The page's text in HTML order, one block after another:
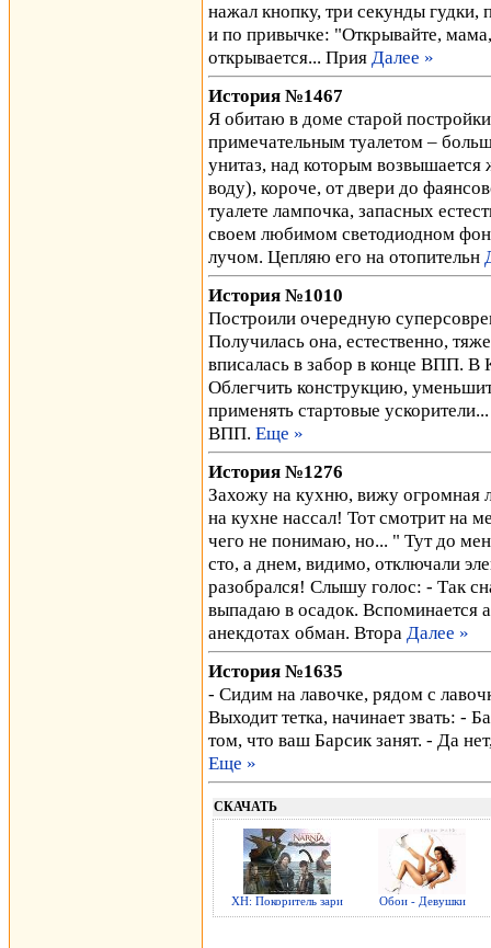
нажал кнопку, три секунды
и по привычке: "Открывайте,
открывается... Прия Далее »
История №1467
Я обитаю в доме старой
примечательным туалетом –
унитаз, над которым
воду), короче, от двери до
туалете лампочка, запасных
своем любимом светодиодном
лучом. Цепляю его на отопительн
История №1010
Построили очередную
Получилась она, естественно,
вписалась в забор в конце ВПП. В
Облегчить конструкцию,
применять стартовые
ВПП. Еще »
История №1276
Захожу на кухню, вижу огромная
на кухне нассал! Тот смотрит на
чего не понимаю, но... " Тут до
сто, а днем, видимо, отключали
разобрался! Слышу голос: - Так
выпадаю в осадок. Вспоминается
анекдотах обман. Втора Далее »
История №1635
- Сидим на лавочке, рядом с
Выходит тетка, начинает звать: -
том, что ваш Барсик занят. - Да
Еще »
СКАЧАТЬ
ХН: Покоритель зари Обои - Девушки